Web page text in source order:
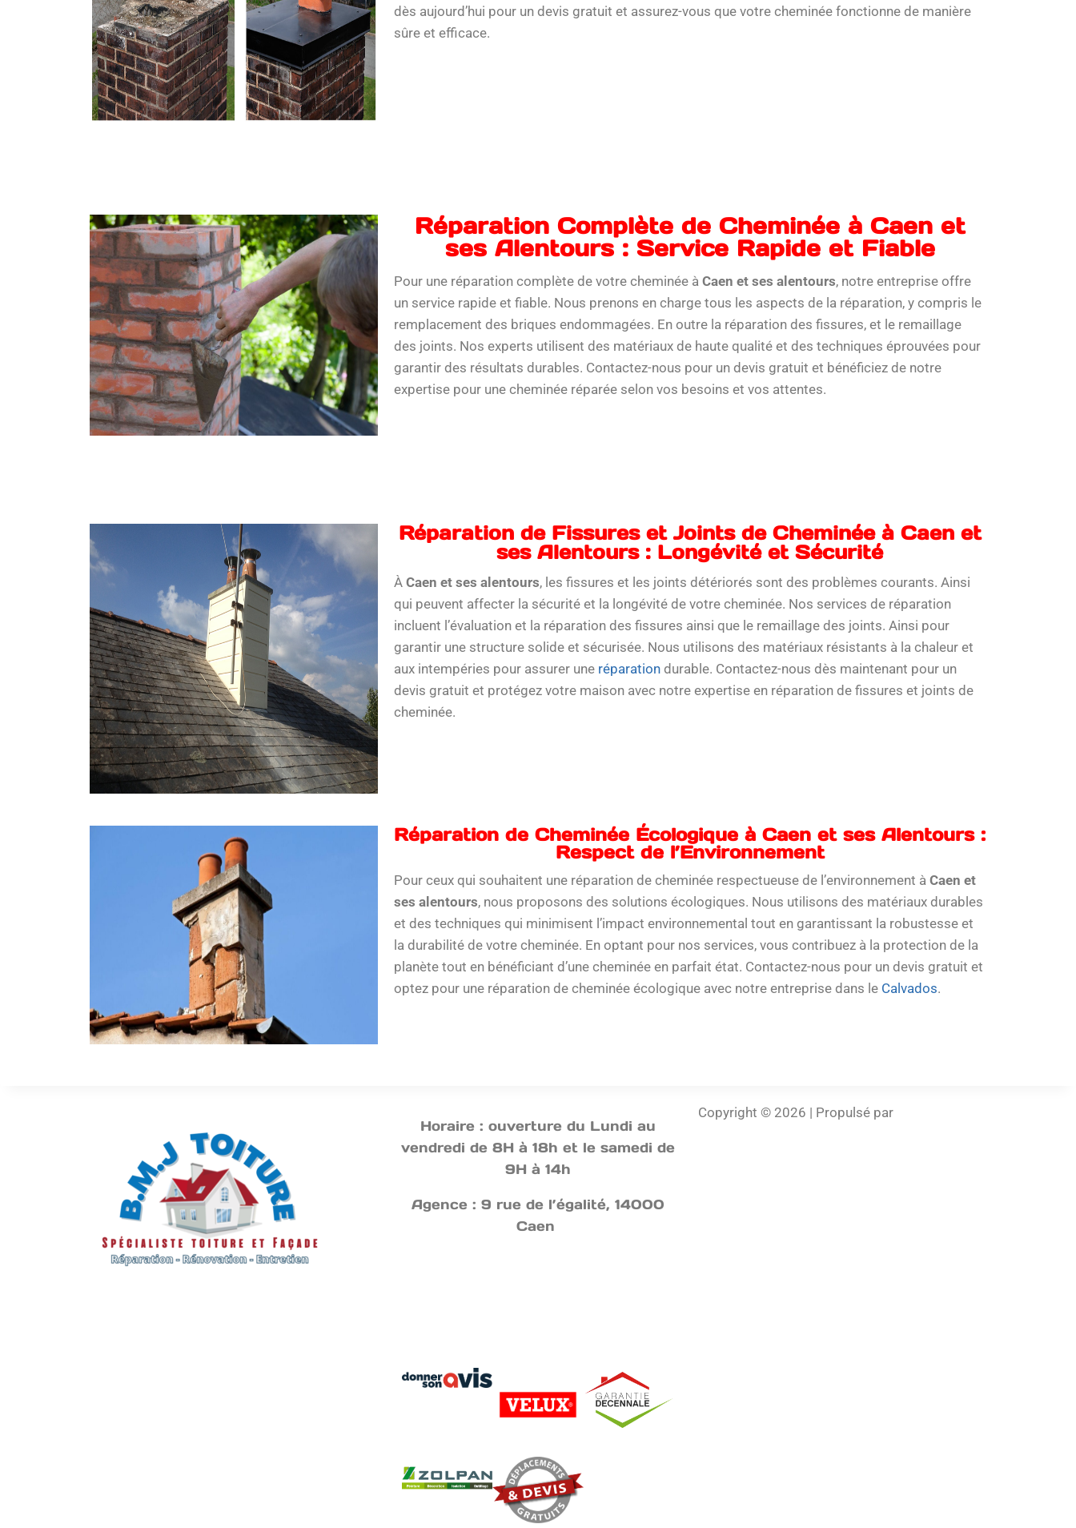
dès aujourd’hui pour un devis gratuit et assurez-vous que votre cheminée fonctionne de manière
sûre et efficace.
Réparation Complète de Cheminée à Caen et
ses Alentours : Service Rapide et Fiable
Pour une réparation complète de votre cheminée à Caen et ses alentours, notre entreprise offre
un service rapide et fiable. Nous prenons en charge tous les aspects de la réparation, y compris le
remplacement des briques endommagées. En outre la réparation des fissures, et le remaillage
des joints. Nos experts utilisent des matériaux de haute qualité et des techniques éprouvées pour
garantir des résultats durables. Contactez-nous pour un devis gratuit et bénéficiez de notre
expertise pour une cheminée réparée selon vos besoins et vos attentes.
Réparation de Fissures et Joints de Cheminée à Caen et
ses Alentours : Longévité et Sécurité
À Caen et ses alentours, les fissures et les joints détériorés sont des problèmes courants. Ainsi
qui peuvent affecter la sécurité et la longévité de votre cheminée. Nos services de réparation
incluent l’évaluation et la réparation des fissures ainsi que le remaillage des joints. Ainsi pour
garantir une structure solide et sécurisée. Nous utilisons des matériaux résistants à la chaleur et
aux intempéries pour assurer une réparationdurable. Contactez-nous dès maintenant pour un
devis gratuit et protégez votre maison avec notre expertise en réparation de fissures et joints de
cheminée.
Réparation de Cheminée Écologique à Caen et ses Alentours :
Respect de l’Environnement
Pour ceux qui souhaitent une réparation de cheminée respectueuse de l’environnement à Caen et
ses alentours, nous proposons des solutions écologiques. Nous utilisons des matériaux durables
et des techniques qui minimisent l’impact environnemental tout en garantissant la robustesse et
la durabilité de votre cheminée. En optant pour nos services, vous contribuez à la protection de la
planète tout en bénéficiant d’une cheminée en parfait état. Contactez-nous pour un devis gratuit et
optez pour une réparation de cheminée écologique avec notre entreprise dans le Calvados.
Horaire : ouverture du Lundi au
vendredi de 8H à 18h et le samedi de
9H à 14h
Agence : 9 rue de l’égalité, 14000
Caen
Copyright © 2026 | Propulsé par